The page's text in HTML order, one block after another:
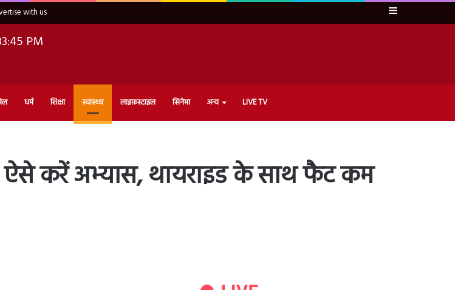
with us Sidebar
PM
धर्म शिक्षा स्वास्थ्य लाइफ़स्टाइल सिनेमा अन्य LIVE TV
करें अभ्यास, थायराइड के साथ फैट कम